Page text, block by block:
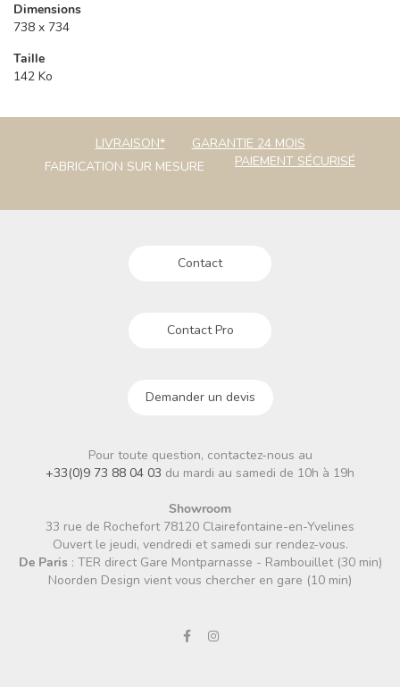
Dimensions
738 x 734
Taille
142 Ko
LIVRAISON*
GARANTIE 24 MOIS
FABRICATION SUR MESURE
PAIEMENT SÉCURISÉ
Contact
Contact Pro
Demander un devis
Pour toute question, contactez-nous au
+33(0)9 73 88 04 03 du mardi au samedi de 10h à 19h
Showroom
33 rue de Rochefort 78120 Clairefontaine-en-Yvelines
Ouvert le jeudi, vendredi et samedi sur rendez-vous.
De Paris : TER direct Gare Montparnasse - Rambouillet (30 min)
Noorden Design vient vous chercher en gare (10 min)